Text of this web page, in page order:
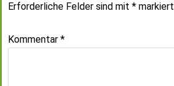
Erforderliche Felder sind mit * markiert
Kommentar *